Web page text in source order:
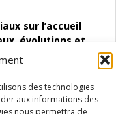
des technologies
aux informations des
nous permettra de
sur l’accueil
évolutions et